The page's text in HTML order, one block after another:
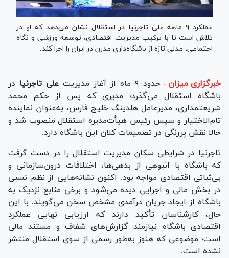
عملکرد ۹ ماهه علی تاجرنیا در استقلال نشان می‌دهد که او در
تلاش است تا با ترکیب مدیریت اقتصادی، توسعه ورزشی و نگاه
اجتماعی، مدلی تازه از باشگاه‌داری مدرن در ایران را اجرا کند.
خبرگزاری میزان - حدود ۹ ماه از آغاز مدیریت علی تاجرنیا در
باشگاه استقلال می‌گذرد؛ مدیری که پس از حکم محمد
شریعتمداری، مدیرعامل هلدینگ خلیج فارس، به‌عنوان نماینده
تام‌الاختیار و سپس رئیس هیأت‌مدیره استقلال منصوب شد و
حالا نقش پررنگی در تصمیمات کلان این باشگاه دارد.
تاجرنیا در شرایطی سکان مدیریت استقلال را در دست گرفت
که باشگاه با انبوهی از بدهی‌ها، اختلافات درون‌سازمانی و
بی‌ثباتی اقتصادی مواجه بود. اکنون نشانه‌هایی از نظم نسبی
در بخش مالی و اجرایی دیده می‌شود و برخی منابع نزدیک به
باشگاه از ایجاد جریان درآمدی مشخص سخن می‌گویند. با این
حال، کارشناسان تأکید دارند که ارزیابی نهایی عملکرد
اقتصادی باشگاه نیازمند گزارش‌های شفاف و مستند مالی
است؛ موضوعی که هنوز به‌طور رسمی از سوی استقلال منتشر
نشده است.